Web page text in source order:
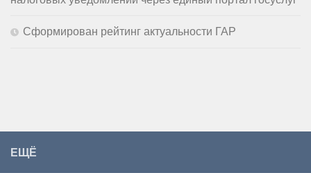
Сформирован рейтинг актуальности ГАР
ЕЩЁ